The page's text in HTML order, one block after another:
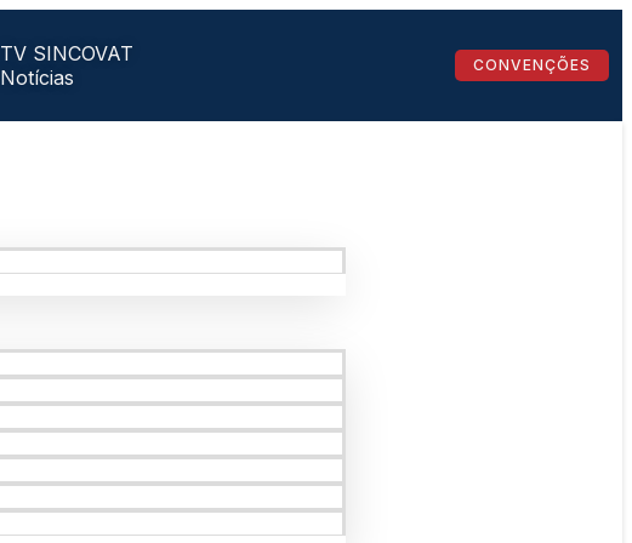
TV SINCOVAT
Notícias
CONVENÇÕES